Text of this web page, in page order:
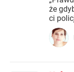
że
ci